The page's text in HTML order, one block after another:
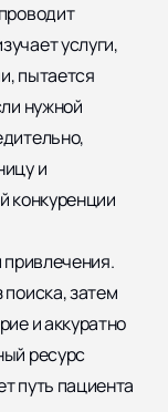
услуги,
пытается
нужной
и
конкуренции
привлечения.
затем
и аккуратно
ресурс
путь пациента